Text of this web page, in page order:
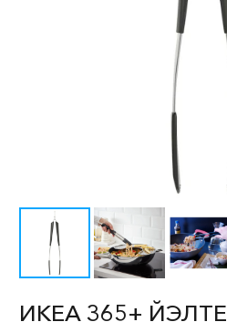
ИКЕА 365+ ЙЭЛТЕ